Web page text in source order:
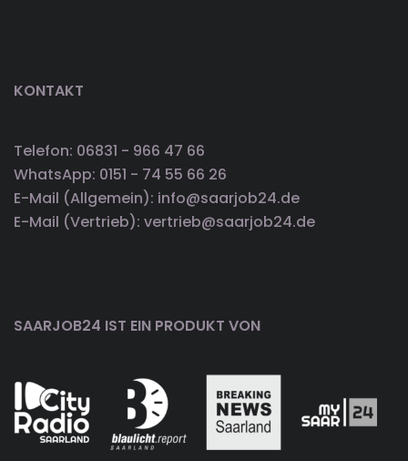
KONTAKT
Telefon: 06831 - 966 47 66
WhatsApp: 0151 - 74 55 66 26
E-Mail (Allgemein): info@saarjob24.de
E-Mail (Vertrieb): vertrieb@saarjob24.de
SAARJOB24 IST EIN PRODUKT VON